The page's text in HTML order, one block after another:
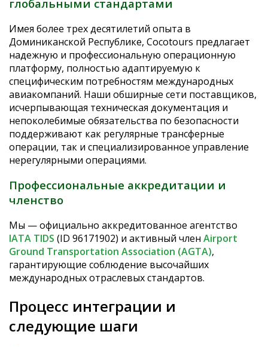
глобальными стандартами
Имея более трех десятилетий опыта в
Доминиканской Республике, Cocotours предлагает
надежную и профессиональную операционную
платформу, полностью адаптируемую к
специфическим потребностям международных
авиакомпаний. Наши обширные сети поставщиков,
исчерпывающая техническая документация и
непоколебимые обязательства по безопасности
поддерживают как регулярные трансферные
операции, так и специализированное управление
нерегулярными операциями.
Профессиональные аккредитации и
членство
Мы — официально аккредитованное агентство
IATA TIDS (ID 96171902) и активный член Airport
Ground Transportation Association (AGTA),
гарантирующие соблюдение высочайших
международных отраслевых стандартов.
Процесс интеграции и
следующие шаги